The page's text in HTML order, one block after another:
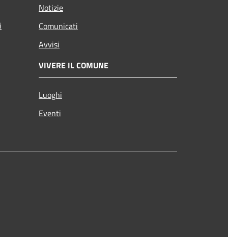
Notizie
Comunicati
Avvisi
VIVERE IL COMUNE
Luoghi
Eventi